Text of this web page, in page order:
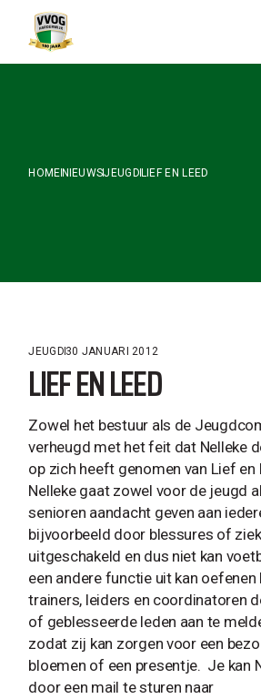
content
HOME NIEUWSJEUGD LIEF EN LEED
JEUGD 30 JANUARI 2012
LIEF EN LEED
Zowel het bestuur als de
verheugd met het feit dat Nelleke
op zich heeft genomen van Lief
Nelleke gaat zowel voor de jeugd
senioren aandacht geven aan
bijvoorbeeld door blessures of
uitgeschakeld en dus niet kan
een andere functie uit kan oefenen
trainers, leiders en coordinatoren
of geblesseerde leden aan te
zodat zij kan zorgen voor een
bloemen of een presentje. Je kan
door een mail te sturen naar